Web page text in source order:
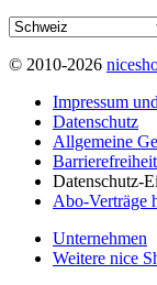
© 2010-2026
Impressum
Datenschutz
Allgemeine
Datenschutz-
Abo-Verträge
Unternehmen
Weitere nice